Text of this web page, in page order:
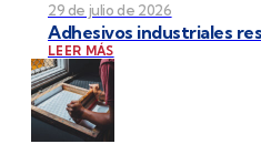
29 de julio de 2026
Adhesivos industriales
LEER MÁS